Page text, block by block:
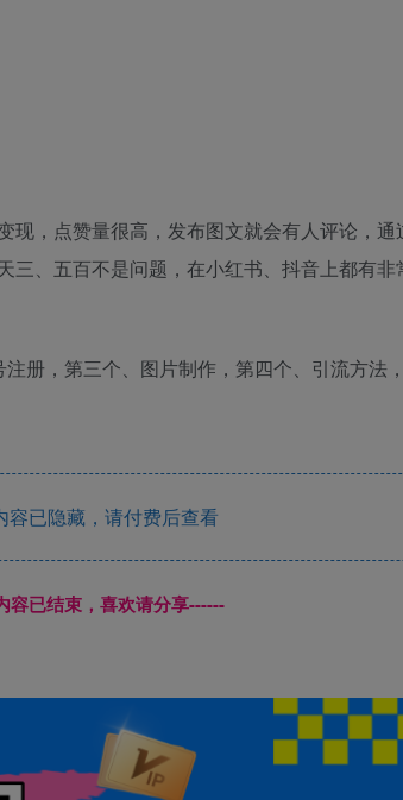
，点赞量很高，发布图文就会有人评论，
、五百不是问题，在小红书、抖音上都有
册，第三个、图片制作，第四个、引流方法
已隐藏，请付费后查看
容已结束，喜欢请分享------